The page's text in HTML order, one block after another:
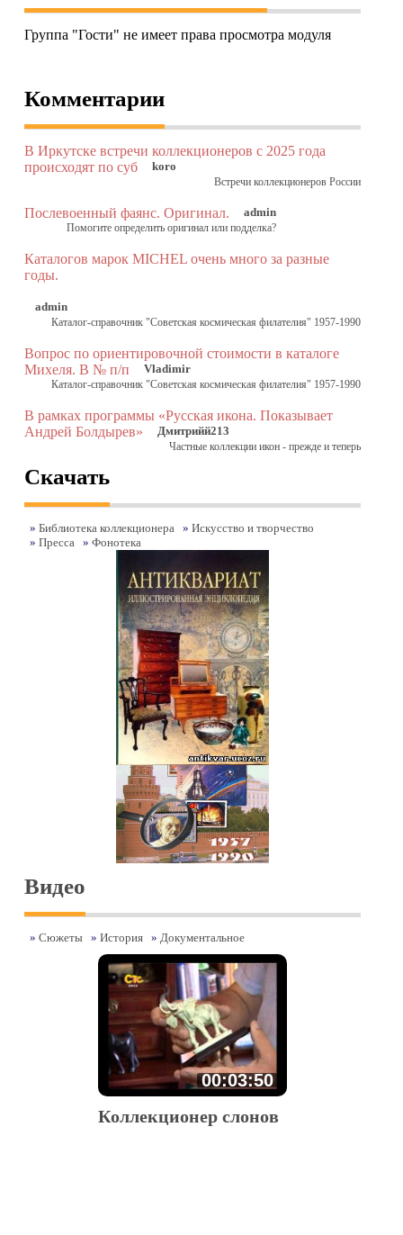
Группа "Гости" не имеет права просмотра модуля
Комментарии
В Иркутске встречи коллекционеров с 2025 года
происходят по суб
koro
Встречи коллекционеров России
Послевоенный фаянс. Оригинал. admin
Помогите определить оригинал или подделка?
Каталогов марок MICHEL очень много за разные
годы.
admin
Каталог-справочник "Советская космическая филателия" 1957-1990
Вопрос по ориентировочной стоимости в каталоге
Михеля. В № п/п
Vladimir
Каталог-справочник "Советская космическая филателия" 1957-1990
В рамках программы «Русская икона. Показывает
Андрей Болдырев»
Дмитрийй213
Частные коллекции икон - прежде и теперь
Скачать
» Библиотека коллекционера » Искусство и творчество
» Пресса » Фонотека
Видео
» Сюжеты » История » Документальное
00:03:50
Коллекционер слонов